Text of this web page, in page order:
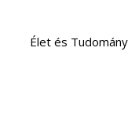
Élet és Tudomány